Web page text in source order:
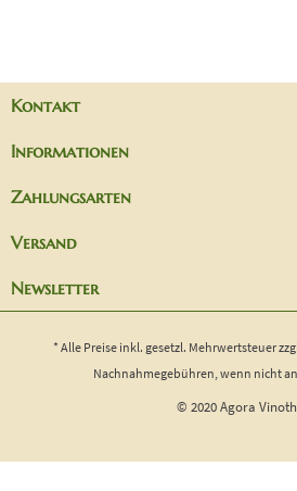
Kontakt
Informationen
Zahlungsarten
Versand
Newsletter
* Alle Preise inkl. gesetzl. Mehrwertsteuer
Nachnahmegebühren, wenn nicht
© 2020 Agora